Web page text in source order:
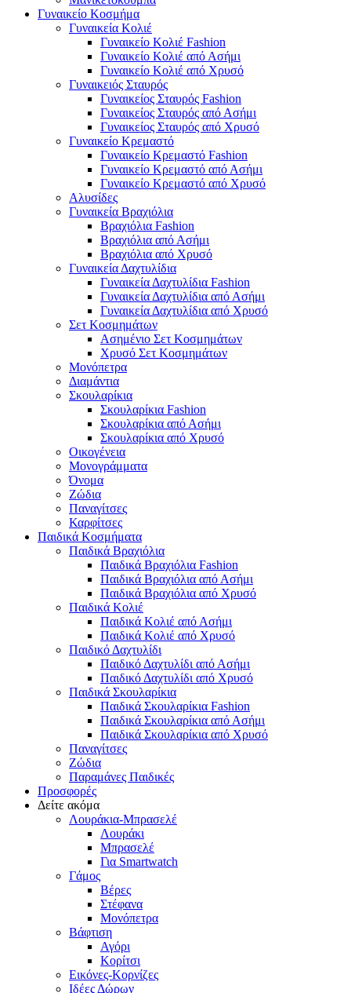
Γυναικείο Κοσμήμα
Γυναικεία Κολιέ
Γυναικείο Κολιέ Fashion
Γυναικείο Κολιέ από Ασήμι
Γυναικείο Κολιέ από Χρυσό
Γυναικειός Σταυρός
Γυναικείος Σταυρός Fashion
Γυναικείος Σταυρός από Ασήμι
Γυναικείος Σταυρός από Χρυσό
Γυναικείο Κρεμαστό
Γυναικείο Κρεμαστό Fashion
Γυναικείο Κρεμαστό από Ασήμι
Γυναικείο Κρεμαστό από Χρυσό
Αλυσίδες
Γυναικεία Βραχιόλια
Βραχιόλια Fashion
Βραχιόλια από Ασήμι
Βραχιόλια από Χρυσό
Γυναικεία Δαχτυλίδια
Γυναικεία Δαχτυλίδια Fashion
Γυναικεία Δαχτυλίδια από Ασήμι
Γυναικεία Δαχτυλίδια από Χρυσό
Σετ Κοσμημάτων
Ασημένιο Σετ Κοσμημάτων
Χρυσό Σετ Κοσμημάτων
Μονόπετρα
Διαμάντια
Σκουλαρίκια
Σκουλαρίκια Fashion
Σκουλαρίκια από Ασήμι
Σκουλαρίκια από Χρυσό
Οικογένεια
Μονογράμματα
Όνομα
Ζώδια
Παναγίτσες
Καρφίτσες
Παιδικά Κοσμήματα
Παιδικά Βραχιόλια
Παιδικά Βραχιόλια Fashion
Παιδικά Βραχιόλια από Ασήμι
Παιδικά Βραχιόλια από Χρυσό
Παιδικά Κολιέ
Παιδικά Κολιέ από Ασήμι
Παιδικά Κολιέ από Χρυσό
Παιδικό Δαχτυλίδι
Παιδικό Δαχτυλίδι από Ασήμι
Παιδικό Δαχτυλίδι από Χρυσό
Παιδικά Σκουλαρίκια
Παιδικά Σκουλαρίκια Fashion
Παιδικά Σκουλαρίκια από Ασήμι
Παιδικά Σκουλαρίκια από Χρυσό
Παναγίτσες
Ζώδια
Παραμάνες Παιδικές
Προσφορές
Δείτε ακόμα
Λουράκια-Μπρασελέ
Λουράκι
Μπρασελέ
Για Smartwatch
Γάμος
Βέρες
Στέφανα
Μονόπετρα
Βάφτιση
Αγόρι
Κορίτσι
Εικόνες-Κορνίζες
Ιδέες Δώρων